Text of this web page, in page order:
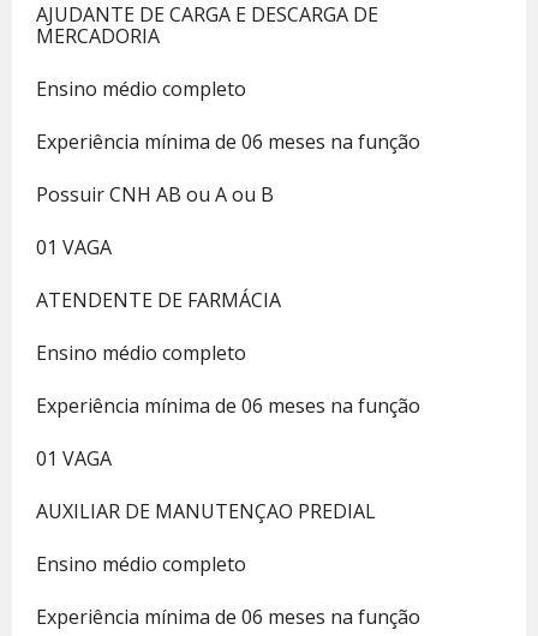
AJUDANTE DE CARGA E DESCARGA DE
MERCADORIA
Ensino médio completo
Experiência mínima de 06 meses na função
Possuir CNH AB ou A ou B
01 VAGA
ATENDENTE DE FARMÁCIA
Ensino médio completo
Experiência mínima de 06 meses na função
01 VAGA
AUXILIAR DE MANUTENÇAO PREDIAL
Ensino médio completo
Experiência mínima de 06 meses na função